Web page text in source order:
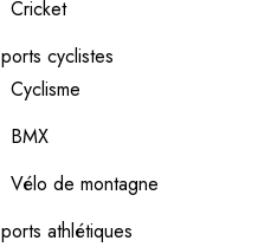
Cricket
cyclistes
Cyclisme
BMX
Vélo de montagne
athlétiques